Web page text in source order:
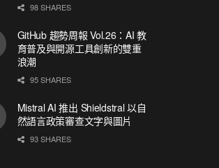
98 SHARES
GitHub 趨勢周報 Vol.26：AI 教
育普及與開源工具創新的雙重
浪潮
95 SHARES
Mistral AI 推出 Shieldstral 以自
然語言政策審查文字與圖片
93 SHARES